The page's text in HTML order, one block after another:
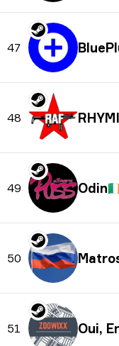
47
48
49 Odin
50
51 Oui,